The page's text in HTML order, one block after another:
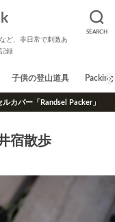
SEARCH
ど、非日常で刺激あ
録
子供の登山道具 Packing
カバー「Randsel Packer」
宿散歩